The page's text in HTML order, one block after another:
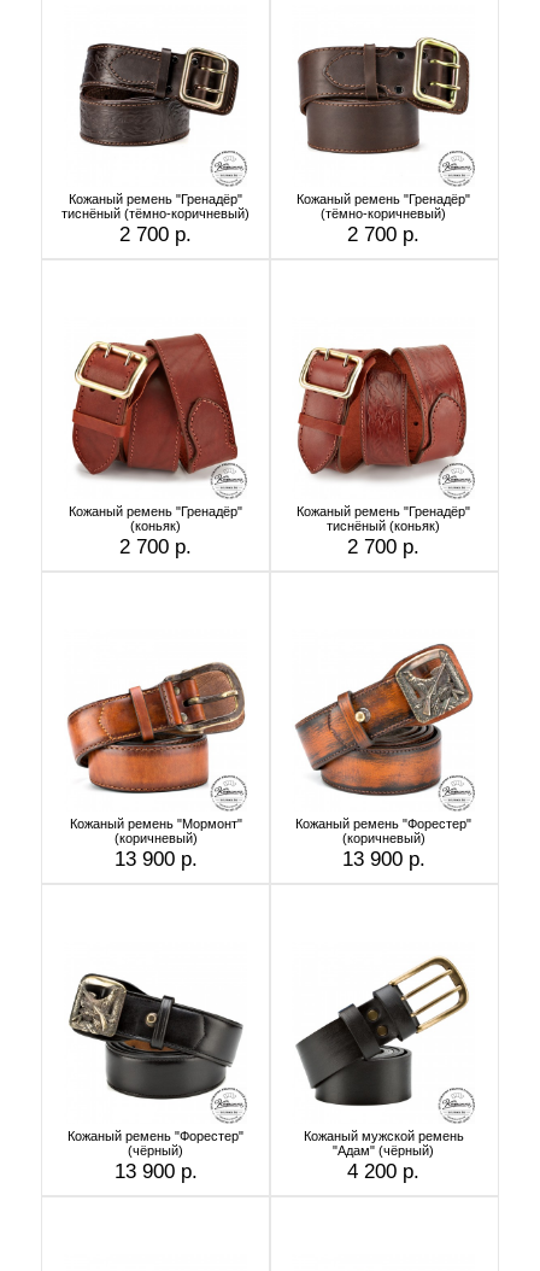
Кожаный ремень "Гренадёр"
тиснёный (тёмно-коричневый)
2 700 р.
Кожаный ремень "Гренадёр"
(тёмно-коричневый)
2 700 р.
Кожаный ремень "Гренадёр"
(коньяк)
2 700 р.
Кожаный ремень "Гренадёр"
тиснёный (коньяк)
2 700 р.
Кожаный ремень "Мормонт"
(коричневый)
13 900 р.
Кожаный ремень "Форестер"
(коричневый)
13 900 р.
Кожаный ремень "Форестер"
(чёрный)
13 900 р.
Кожаный мужской ремень
"Адам" (чёрный)
4 200 р.